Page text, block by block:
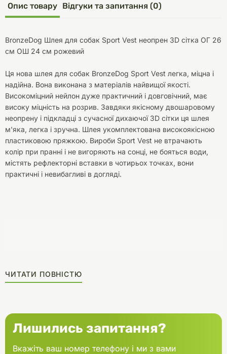
Опис товару Відгуки та запитання (0)
BronzeDog Шлея для собак Sport Vest неопрен 3D сітка ОГ 26
см ОШ 24 см рожевий
Ця нова шлея для собак BronzeDog Sport Vest легка, міцна і
надійна. Вона виконана з матеріалів найвищої якості.
Високоміцний нейлон дуже практичний і довговічний, має
високу міцність на розрив. Завдяки якісному двошаровому
неопрену і підкладці з сучасної дихаючої 3D сітки ця шлея
м'яка, легка і зручна. Шлея укомплектована високоякісною
пластиковою пряжкою. Вироби Sport Vest не втрачають
колір при пранні і не вигоряють на сонці, не бояться води,
містять рефлекторні вставки в чотирьох точках, вони
практичні і невибагливі в догляді.
ЧИТАТИ ПОВНІСТЮ
Лишились запитання?
Вкажіть ваш номер телефону і ми з вами